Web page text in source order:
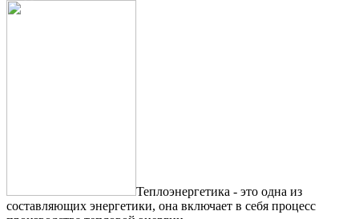
Теплоэнергетика - это одна из
составляющих энергетики, она включает в себя процесс